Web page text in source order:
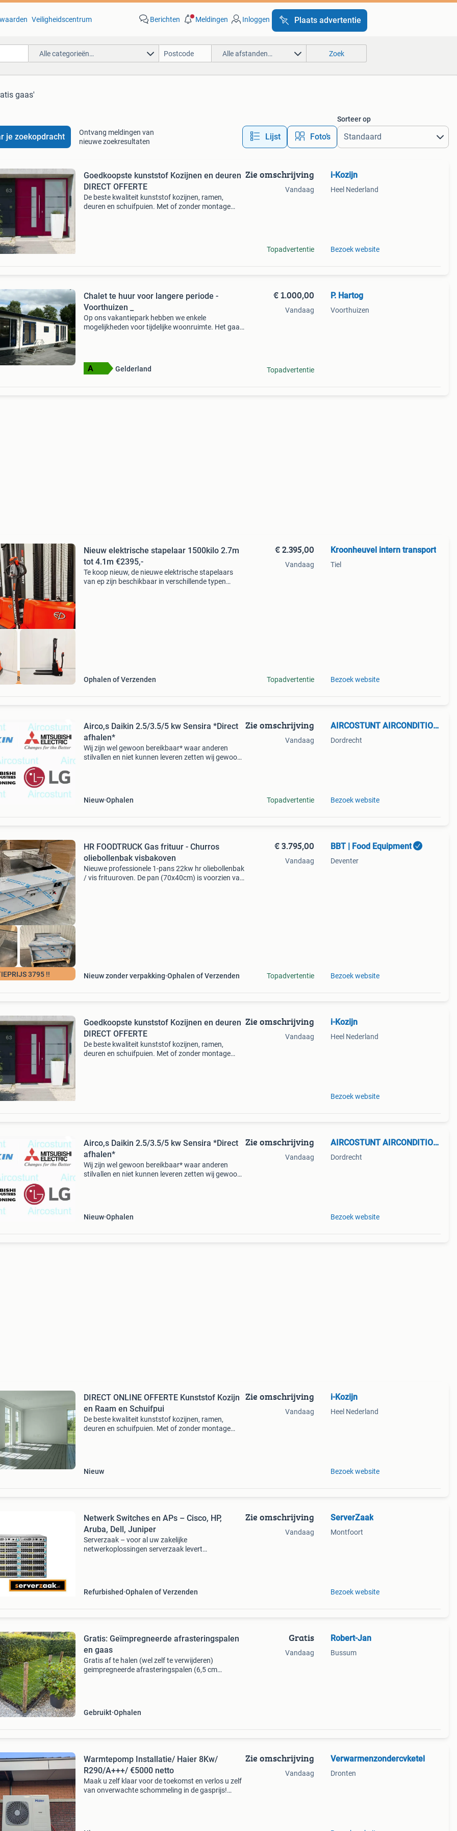
Veiligheidscentrum Berichten Meldingen Inloggen Plaats advertentie
Alle categorieën… Alle afstanden… Zoek
gaas'
je zoekopdracht
Ontvang meldingen van
nieuwe zoekresultaten
Lijst Foto’s
Sorteer op
Goedkoopste kunststof Kozijnen en deuren
DIRECT OFFERTE
De beste kwaliteit kunststof kozijnen, ramen,
deuren en schuifpuien. Met of zonder montage
Zie omschrijving
Vandaag
Topadvertentie
i-Kozijn
Heel Nederland
Bezoek website
Chalet te huur voor langere periode -
Voorthuizen _
Op ons vakantiepark hebben we enkele
mogelijkheden voor tijdelijke woonruimte. Het gaat
Gelderland
€ 1.000,00
Vandaag
Topadvertentie
P. Hartog
Voorthuizen
levering !
Nieuw elektrische stapelaar 1500kilo 2.7m
tot 4.1m €2395,-
Te koop nieuw, de nieuwe elektrische stapelaars
van ep zijn beschikbaar in verschillende typen
Ophalen of Verzenden
€ 2.395,00
Vandaag
Topadvertentie
Kroonheuvel intern transport
Tiel
Bezoek website
Airco,s Daikin 2.5/3.5/5 kw Sensira *Direct
afhalen*
Wij zijn wel gewoon bereikbaar* waar anderen
stilvallen en niet kunnen leveren zetten wij gewoon
Nieuw Ophalen
Zie omschrijving
Vandaag
Topadvertentie
AIRCOSTUNT AIRCONDITIONERS
Dordrecht
Bezoek website
3795 !!
HR FOODTRUCK Gas frituur - Churros
oliebollenbak visbakoven
Nieuwe professionele 1-pans 22kw hr oliebollenbak
/ vis frituuroven. De pan (70x40cm) is voorzien van
Nieuw zonder verpakking Ophalen of Verzenden
€ 3.795,00
Vandaag
Topadvertentie
BBT | Food Equipment
Deventer
Bezoek website
Goedkoopste kunststof Kozijnen en deuren
DIRECT OFFERTE
De beste kwaliteit kunststof kozijnen, ramen,
deuren en schuifpuien. Met of zonder montage
Zie omschrijving
Vandaag
i-Kozijn
Heel Nederland
Bezoek website
Airco,s Daikin 2.5/3.5/5 kw Sensira *Direct
afhalen*
Wij zijn wel gewoon bereikbaar* waar anderen
stilvallen en niet kunnen leveren zetten wij gewoon
Nieuw Ophalen
Zie omschrijving
Vandaag
AIRCOSTUNT AIRCONDITIONERS
Dordrecht
Bezoek website
DIRECT ONLINE OFFERTE Kunststof Kozijn
en Raam en Schuifpui
De beste kwaliteit kunststof kozijnen, ramen,
deuren en schuifpuien. Met of zonder montage
Nieuw
Zie omschrijving
Vandaag
i-Kozijn
Heel Nederland
Bezoek website
Netwerk Switches en APs – Cisco, HP,
Aruba, Dell, Juniper
Serverzaak – voor al uw zakelijke
netwerkoplossingen serverzaak levert
Refurbished Ophalen of Verzenden
Zie omschrijving
Vandaag
ServerZaak
Montfoort
Bezoek website
Gratis: Geïmpregneerde afrasteringspalen
en gaas
Gratis af te halen (wel zelf te verwijderen)
geimpregneerde afrasteringspalen (6,5 cm
Gebruikt Ophalen
Gratis
Vandaag
Robert-Jan
Bussum
Warmtepomp Installatie/ Haier 8Kw/
R290/A+++/ €5000 netto
Maak u zelf klaar voor de toekomst en verlos u zelf
van onverwachte schommeling in de gasprijs!
Zie omschrijving
Vandaag
Verwarmenzondercvketel
Dronten